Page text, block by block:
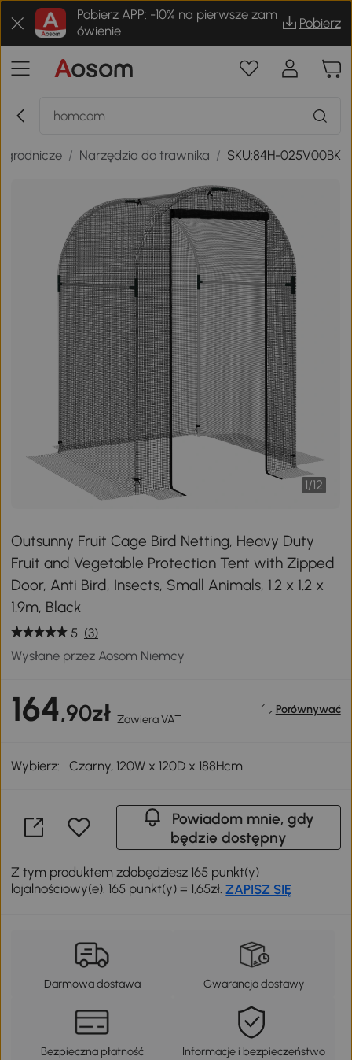
Pobierz APP: -10% na pierwsze zam
ówienie
Pobierz
/ Narzędzia do trawnika / SKU:84H-025V00BK
1/12
Outsunny Fruit Cage Bird Netting, Heavy Duty
Fruit and Vegetable Protection Tent with Zipped
Door, Anti Bird, Insects, Small Animals, 1.2 x 1.2 x
1.9m, Black
5 (3)
Wysłane przez Aosom Niemcy
164,90zł Zawiera VAT
Porównywać
Wybierz: Czarny, 120W x 120D x 188Hcm
Powiadom mnie, gdy
będzie dostępny
Z tym produktem zdobędziesz 165 punkt(y)
lojalnościowy(e). 165 punkt(y) = 1,65zł.ZAPISZ SIĘ
Darmowa dostawa Gwarancja dostawy
Bezpieczna płatność Informacje i bezpieczeństwo